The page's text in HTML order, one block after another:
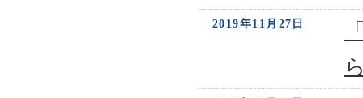
2019年11月27日